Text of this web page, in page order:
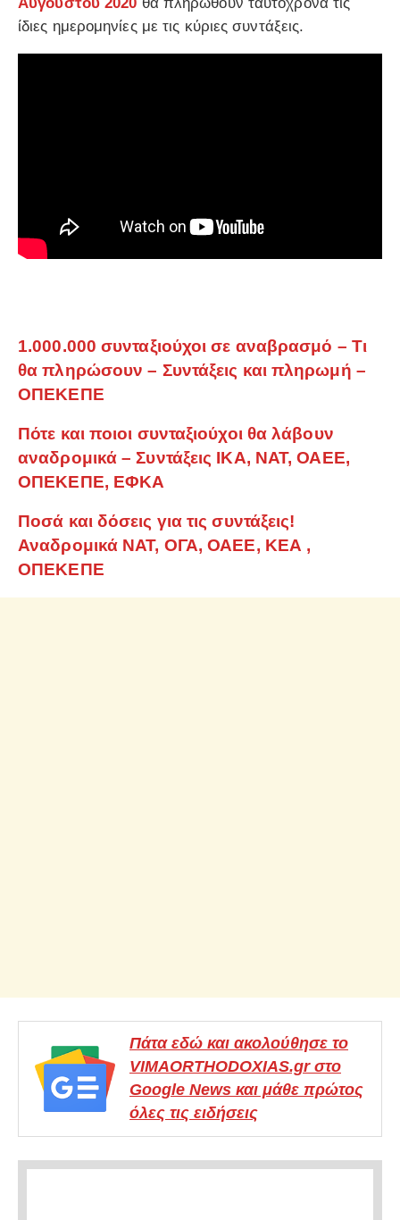
ίδιες ημερομηνίες με τις κύριες συντάξεις.
1.000.000 συνταξιούχοι σε αναβρασμό – Τι
θα πληρώσουν – Συντάξεις και πληρωμή –
ΟΠΕΚΕΠΕ
Πότε και ποιοι συνταξιούχοι θα λάβουν
αναδρομικά – Συντάξεις ΙΚΑ, ΝΑΤ, ΟΑΕΕ,
ΟΠΕΚΕΠΕ, ΕΦΚΑ
Ποσά και δόσεις για τις συντάξεις!
Αναδρομικά ΝΑΤ, ΟΓΑ, ΟΑΕΕ, ΚΕΑ ,
ΟΠΕΚΕΠΕ
Πάτα εδώ και ακολούθησε το
VIMAORTHODOXIAS.gr στο
Google News και μάθε πρώτος
όλες τις ειδήσεις